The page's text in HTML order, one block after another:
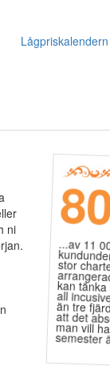
Lågpriskalendern
ni
...av 11
stor
kan
all
än tre
att det
man
semester